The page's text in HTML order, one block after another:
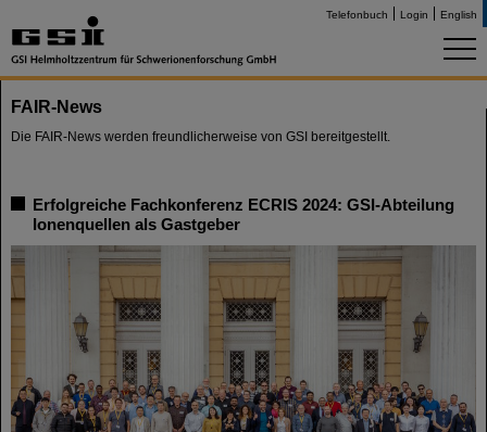
Telefonbuch Login English
FAIR-News
Die FAIR-News werden freundlicherweise von GSI bereitgestellt.
Erfolgreiche Fachkonferenz ECRIS 2024: GSI-Abteilung
Ionenquellen als Gastgeber